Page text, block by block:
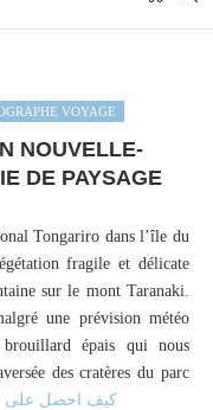
VOYAGE
NOUVELLE-
DE PAYSAGE
Tongariro dans l’île du
fragile et délicate
sur le mont Taranaki.
une prévision météo
épais qui nous
des cratères du parc
كيف احصل على